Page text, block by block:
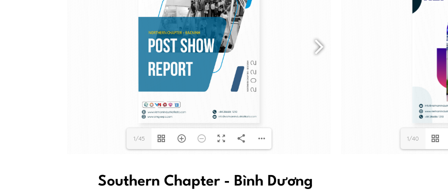
1/45 1/40
Southern Chapter - Bình Dương